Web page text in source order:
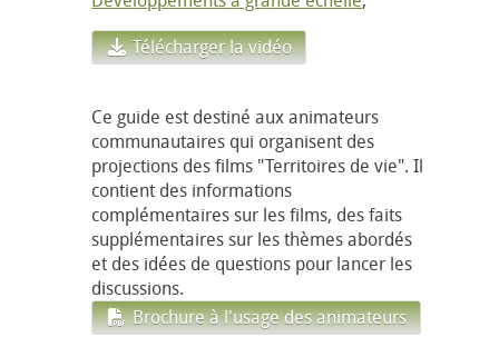
Télécharger la vidéo
Ce guide est destiné aux animateurs
communautaires qui organisent des
projections des films "Territoires de vie". Il
contient des informations
complémentaires sur les films, des faits
supplémentaires sur les thèmes abordés
et des idées de questions pour lancer les
discussions.
Brochure à l'usage des animateurs